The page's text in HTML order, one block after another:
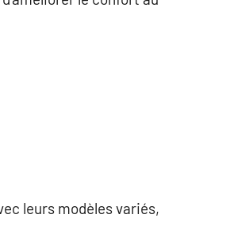
leurs modèles variés,